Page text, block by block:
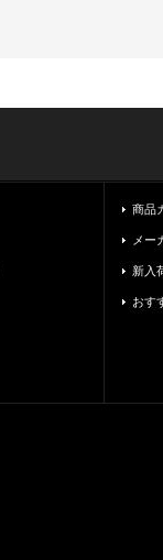
商品
メー
新入
おす